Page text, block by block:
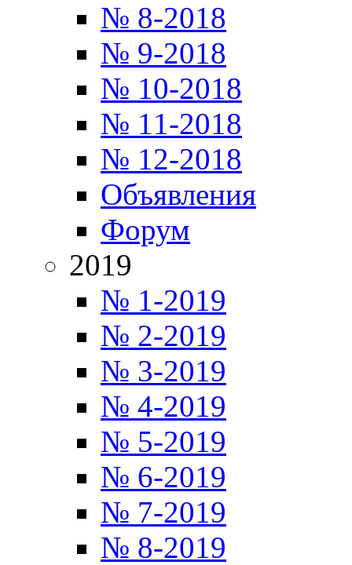
№ 8-2018
№ 9-2018
№ 10-2018
№ 11-2018
№ 12-2018
Объявления
Форум
2019
№ 1-2019
№ 2-2019
№ 3-2019
№ 4-2019
№ 5-2019
№ 6-2019
№ 7-2019
№ 8-2019